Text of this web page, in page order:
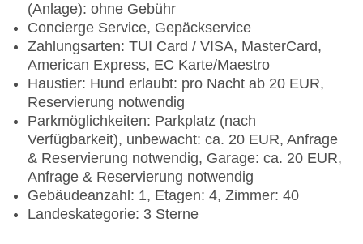
(Anlage): ohne Gebühr
Concierge Service, Gepäckservice
Zahlungsarten: TUI Card / VISA, MasterCard,
American Express, EC Karte/Maestro
Haustier: Hund erlaubt: pro Nacht ab 20 EUR,
Reservierung notwendig
Parkmöglichkeiten: Parkplatz (nach
Verfügbarkeit), unbewacht: ca. 20 EUR, Anfrage
& Reservierung notwendig, Garage: ca. 20 EUR,
Anfrage & Reservierung notwendig
Gebäudeanzahl: 1, Etagen: 4, Zimmer: 40
Landeskategorie: 3 Sterne